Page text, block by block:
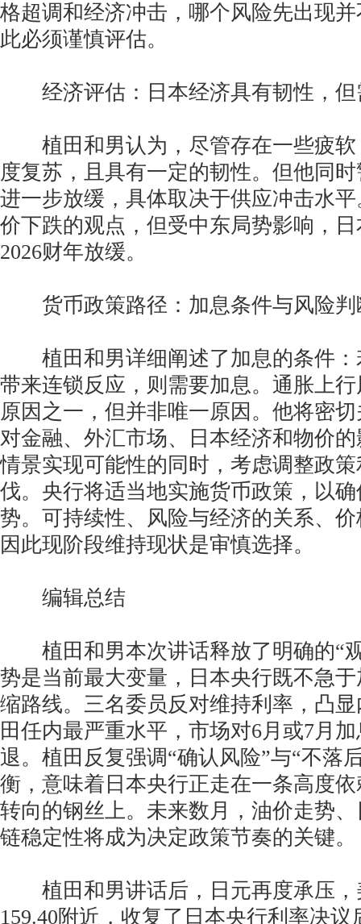
格超调和经济冲击，哪个风险先出现
此必须谨慎评估。
经济评估：日本经济具有韧性，但
植田和男认为，尽管存在一些疲软
度复苏，且具有一定的韧性。但他同
进一步放缓，具体取决于供应冲击水
价下跌的观点，但受中东局势影响，
2026财年放缓。
货币政策路径：加息条件与风险判
植田和男详细阐述了加息的条件：
带来连锁反应，则需要加息。通胀上
原因之一，但并非唯一原因。他将密
对金融、外汇市场、日本经济和物价
情景实现可能性的同时，考虑调整政
伐。央行将适当地实施货币政策，以
势。可持续性、风险与经济的关系、
因此现阶段维持现状是审慎选择。
编辑总结
植田和男本次讲话释放了明确的“
势是当前最大变量，日本央行既不急
缩路线。三名委员反对维持利率，凸
田任内最严重水平，市场对6月或7月
退。植田反复强调“确认风险”与“不落
衡，意味着日本央行正走在一条高度
转向的钢丝上。未来数月，油价走势
链稳定性将成为决定政策节奏的关键。
植田和男讲话后，日元再度承压，
159.40附近，收复了日本央行利率决